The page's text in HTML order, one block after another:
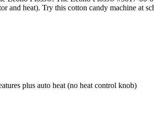
and heat). Try this cotton candy machine at
plus auto heat (no heat control knob)